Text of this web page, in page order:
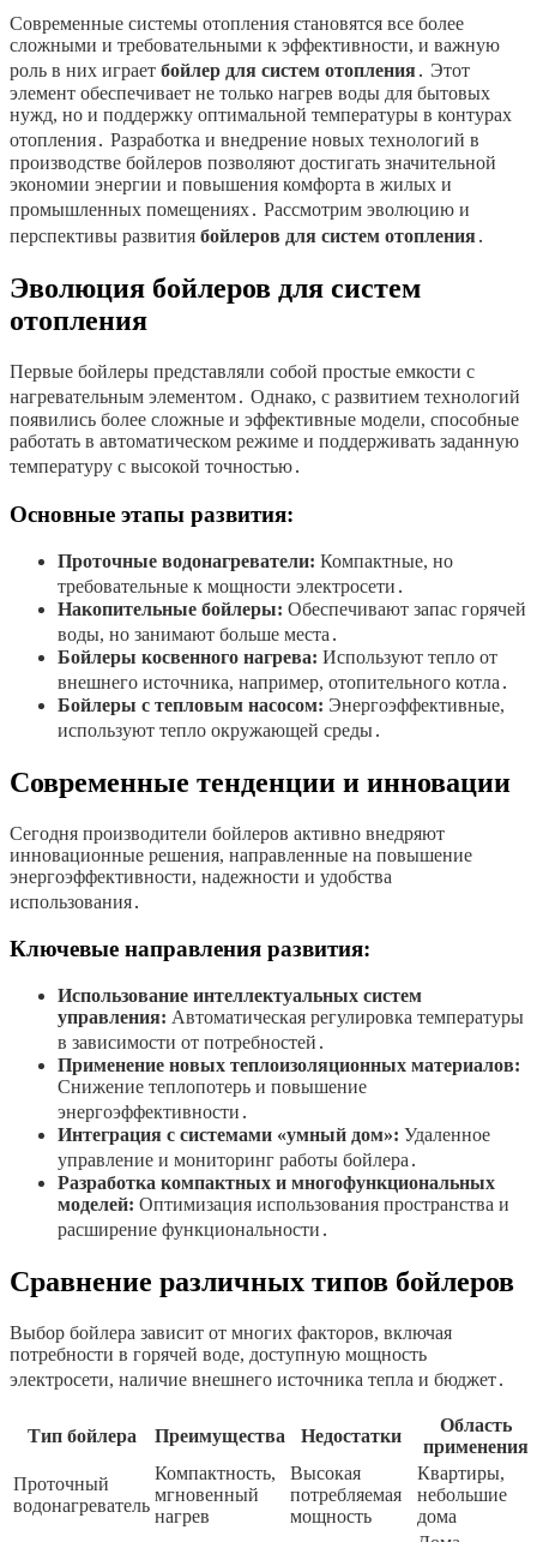
Современные системы отопления становятся все более
сложными и требовательными к эффективности, и важную
роль в них играет бойлер для систем отопления․ Этот
элемент обеспечивает не только нагрев воды для бытовых
нужд, но и поддержку оптимальной температуры в контурах
отопления․ Разработка и внедрение новых технологий в
производстве бойлеров позволяют достигать значительной
экономии энергии и повышения комфорта в жилых и
промышленных помещениях․ Рассмотрим эволюцию и
перспективы развития бойлеров для систем отопления․
Эволюция бойлеров для систем
отопления
Первые бойлеры представляли собой простые емкости с
нагревательным элементом․ Однако, с развитием технологий
появились более сложные и эффективные модели, способные
работать в автоматическом режиме и поддерживать заданную
температуру с высокой точностью․
Основные этапы развития:
Проточные водонагреватели: Компактные, но
требовательные к мощности электросети․
Накопительные бойлеры: Обеспечивают запас горячей
воды, но занимают больше места․
Бойлеры косвенного нагрева: Используют тепло от
внешнего источника, например, отопительного котла․
Бойлеры с тепловым насосом: Энергоэффективные,
используют тепло окружающей среды․
Современные тенденции и инновации
Сегодня производители бойлеров активно внедряют
инновационные решения, направленные на повышение
энергоэффективности, надежности и удобства
использования․
Ключевые направления развития:
Использование интеллектуальных систем
управления: Автоматическая регулировка температуры
в зависимости от потребностей․
Применение новых теплоизоляционных материалов:
Снижение теплопотерь и повышение
энергоэффективности․
Интеграция с системами «умный дом»: Удаленное
управление и мониторинг работы бойлера․
Разработка компактных и многофункциональных
моделей: Оптимизация использования пространства и
расширение функциональности․
Сравнение различных типов бойлеров
Выбор бойлера зависит от многих факторов, включая
потребности в горячей воде, доступную мощность
электросети, наличие внешнего источника тепла и бюджет․
Тип бойлера Преимущества Недостатки
Область
применения
Проточный
водонагреватель
Компактность,
мгновенный
нагрев
Высокая
потребляемая
мощность
Квартиры,
небольшие
дома